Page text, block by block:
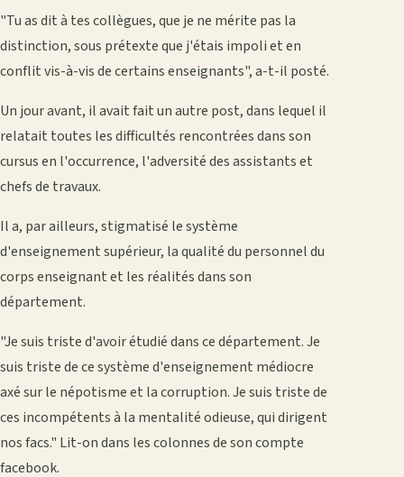
"Tu as dit à tes collègues, que je ne mérite pas la
distinction, sous prétexte que j'étais impoli et en
conflit vis-à-vis de certains enseignants", a-t-il posté.
Un jour avant, il avait fait un autre post, dans lequel il
relatait toutes les difficultés rencontrées dans son
cursus en l'occurrence, l'adversité des assistants et
chefs de travaux.
Il a, par ailleurs, stigmatisé le système
d'enseignement supérieur, la qualité du personnel du
corps enseignant et les réalités dans son
département.
"Je suis triste d'avoir étudié dans ce département. Je
suis triste de ce système d'enseignement médiocre
axé sur le népotisme et la corruption. Je suis triste de
ces incompétents à la mentalité odieuse, qui dirigent
nos facs." Lit-on dans les colonnes de son compte
facebook.